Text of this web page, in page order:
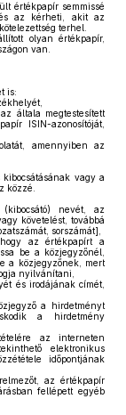
értékpapír semmissé
az kérheti, akit az
terhel.
olyan értékpapír,
van.
is:
általa megtestesített
ISIN-azonosítóját,
amennyiben az
vagy a
közzé.
nevét, az
követelést, továbbá
sorszámát],
az értékpapírt a
be a közjegyzőnél,
a közjegyzőnek, mert
nyilvánítani,
és irodájának címét,
a hirdetményt
a hirdetmény
az interneten
elektronikus
időpontjának
az értékpapír
fellépett egyéb